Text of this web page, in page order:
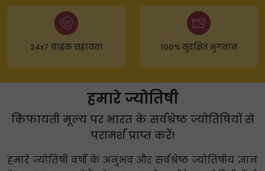
24x7 ग्राहक सहायता 100% सुरक्षित भुगतान
हमारे ज्योतिषी
किफायती मूल्य पर भारत के सर्वश्रेष्ठ ज्योतिषियों से
परामर्श प्राप्त करें!
हमारे ज्योतिषी वर्षों के अनुभव और सर्वश्रेष्ठ ज्योतिषीय ज्ञान